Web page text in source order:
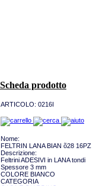
Scheda prodotto
ARTICOLO: 0216I
Nome:
FELTRIN LANA BIAN õ28 16PZ
Descrizione:
Feltrini ADESIVI in LANA tondi
Spessore 3 mm
COLORE BIANCO
CATEGORIA